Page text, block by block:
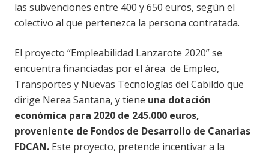
las subvenciones entre 400 y 650 euros, según el
colectivo al que pertenezca la persona contratada.
El proyecto “Empleabilidad Lanzarote 2020” se
encuentra financiadas por el área de Empleo,
Transportes y Nuevas Tecnologías del Cabildo que
dirige Nerea Santana, y tiene una dotación
económica para 2020 de 245.000 euros,
proveniente de Fondos de Desarrollo de Canarias
FDCAN. Este proyecto, pretende incentivar a la